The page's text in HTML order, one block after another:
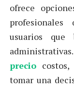
ofrece
usuarios que
precio
tomar una